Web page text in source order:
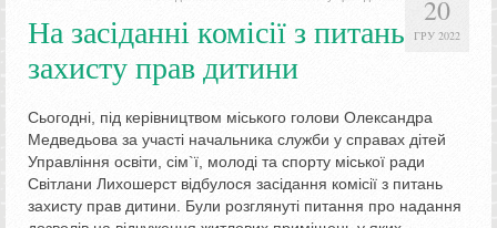
20
ГРУ 2022
На засіданні комісії з питань
захисту прав дитини
Сьогодні, під керівництвом міського голови Олександра
Медведьова за участі начальника служби у справах дітей
Управління освіти, сім`ї, молоді та спорту міської ради
Світлани Лихошерст відбулося засідання комісії з питань
захисту прав дитини. Були розглянуті питання про надання